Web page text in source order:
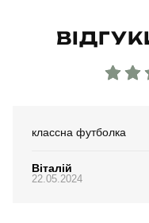
классна футболка
Віталій
22.05.2024